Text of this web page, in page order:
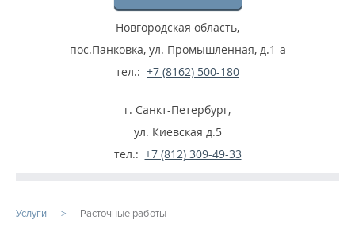
Фрезеровка деталей
Термообработка металла
Новгородская область,
пос.Панковка, ул. Промышленная, д.1-а
тел.: +7 (8162) 500-180
г. Санкт-Петербург,
ул. Киевская д.5
тел.: +7 (812) 309-49-33
Услуги Расточные работы